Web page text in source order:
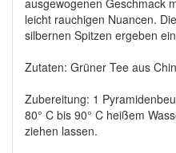
leicht rauchigen Nuancen.
silbernen Spitzen ergeben
Zutaten: Grüner Tee aus
Zubereitung: 1
80° C bis 90° C heißem
ziehen lassen.